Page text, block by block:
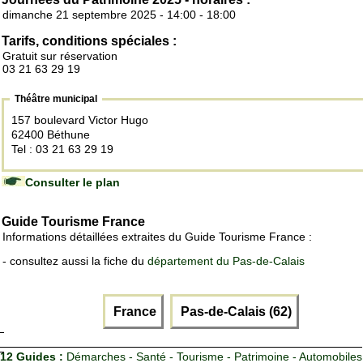
dimanche 21 septembre 2025 - 14:00 - 18:00
Tarifs, conditions spéciales :
Gratuit sur réservation
03 21 63 29 19
Théâtre municipal
157 boulevard Victor Hugo
62400 Béthune
Tel : 03 21 63 29 19
Consulter le plan
Guide Tourisme France
Informations détaillées extraites du Guide Tourisme France :
- consultez aussi la fiche du département du Pas-de-Calais
France Pas-de-Calais (62)
12 Guides : Démarches - Santé - Tourisme - Patrimoine - Automobiles